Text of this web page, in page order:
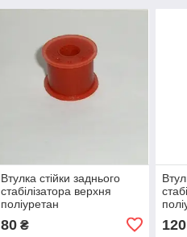
Втулка стійки заднього
стабілізатора верхня
поліуретан
OEM:9013230285
80₴ 120